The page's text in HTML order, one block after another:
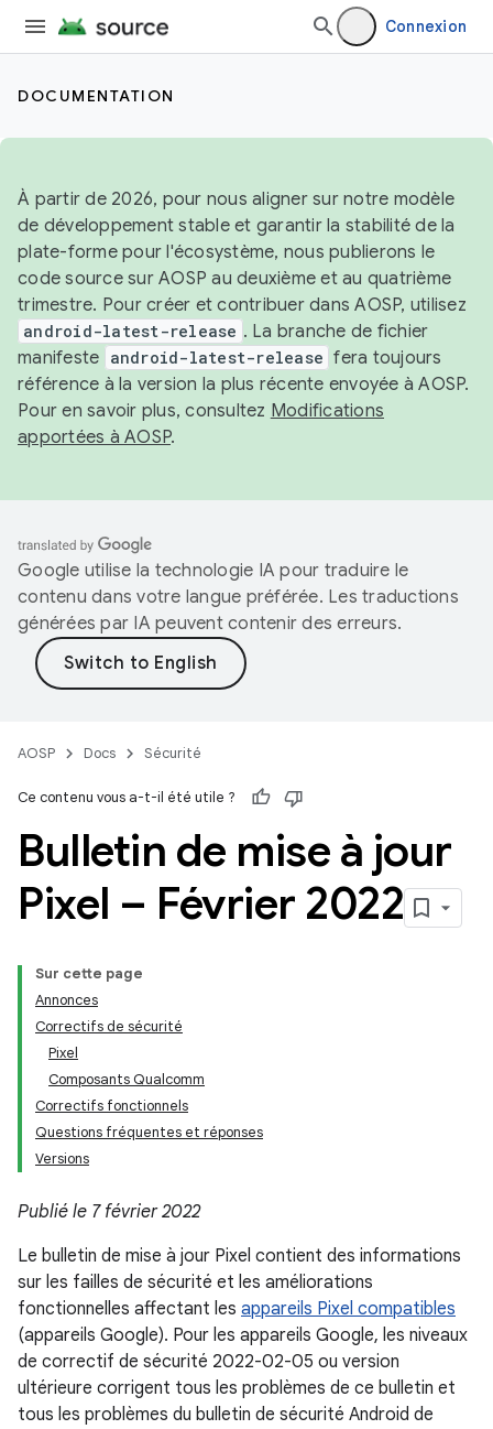
Connexion
DOCUMENTATION
À partir de 2026, pour nous aligner sur notre modèle
de développement stable et garantir la stabilité de la
plate-forme pour l'écosystème, nous publierons le
code source sur AOSP au deuxième et au quatrième
trimestre. Pour créer et contribuer dans AOSP, utilisez
android-latest-release . La branche de fichier
manifeste android-latest-release fera toujours
référence à la version la plus récente envoyée à AOSP.
Pour en savoir plus, consultez Modifications
apportées à AOSP.
Google utilise la technologie IA pour traduire le
contenu dans votre langue préférée. Les traductions
générées par IA peuvent contenir des erreurs.
AOSP Docs Sécurité
Ce contenu vous a-t-il été utile ?
Bulletin de mise à jour
Pixel – Février 2022
Sur cette page
Annonces
Correctifs de sécurité
Pixel
Composants Qualcomm
Correctifs fonctionnels
Questions fréquentes et réponses
Versions
Publié le 7 février 2022
Le bulletin de mise à jour Pixel contient des informations
sur les failles de sécurité et les améliorations
fonctionnelles affectant les appareils Pixel compatibles
(appareils Google). Pour les appareils Google, les niveaux
de correctif de sécurité 2022-02-05 ou version
ultérieure corrigent tous les problèmes de ce bulletin et
tous les problèmes du bulletin de sécurité Android de